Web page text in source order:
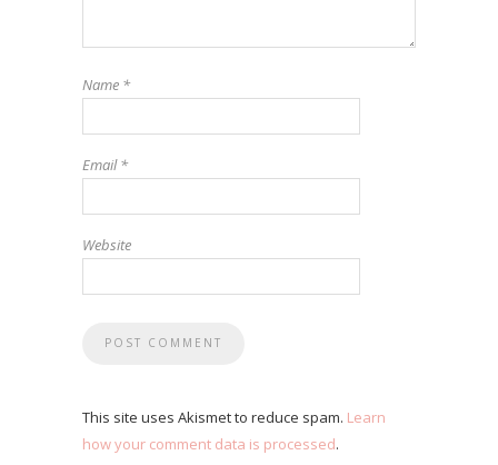
Name *
Email*
Website
This site uses Akismet to reduce spam. Learn
how your comment data is processed.